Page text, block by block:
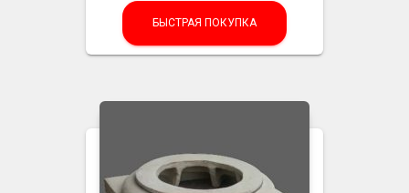
БЫСТРАЯ ПОКУПКА